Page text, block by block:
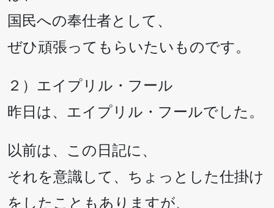
国民への奉仕者として、
ぜひ頑張ってもらいたいものです。
２）エイプリル・フール
昨日は、エイプリル・フールでした。
以前は、この日記に、
それを意識して、ちょっとした仕掛け
をしたこともありますが、